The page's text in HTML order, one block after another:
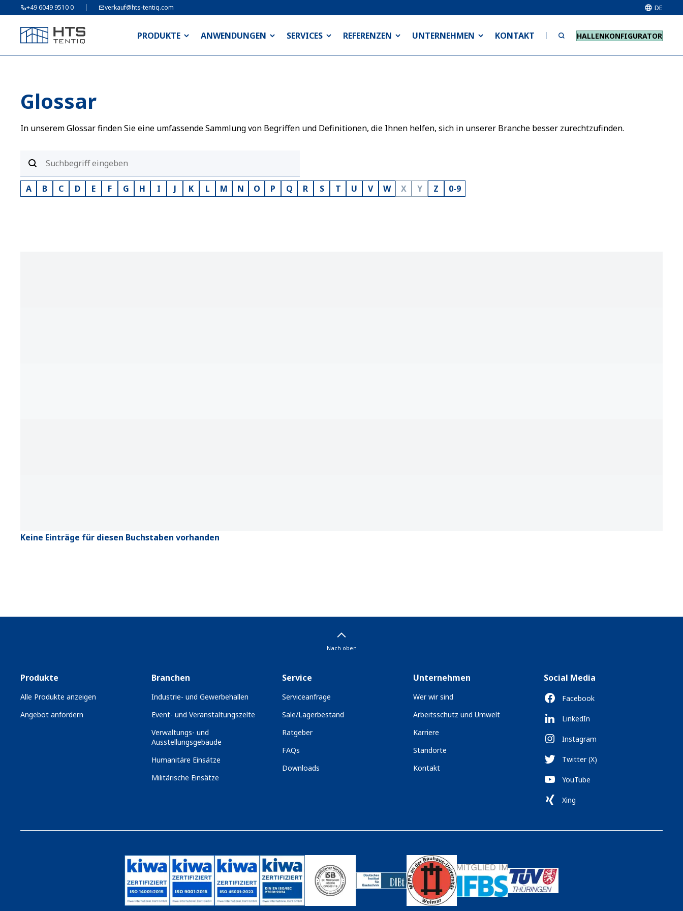
+49 6049 9510 0 verkauf@hts-tentiq.com DE
PRODUKTE ANWENDUNGEN SERVICES REFERENZEN UNTERNEHMEN KONTAKT HALLENKONFIGURATOR
Glossar
In unserem Glossar finden Sie eine umfassende Sammlung von Begriffen und Definitionen, die Ihnen helfen, sich in unserer Branche besser zurechtzufinden.
A B C D E F G H I J K L M N O P Q R S T U V W X Y Z 0-9
Keine Einträge für diesen Buchstaben vorhanden
Nach oben
Produkte
Alle Produkte anzeigen
Angebot anfordern
Branchen
Industrie- und Gewerbehallen
Event- und Veranstaltungszelte
Verwaltungs- und
Ausstellungsgebäude
Humanitäre Einsätze
Militärische Einsätze
Service
Serviceanfrage
Sale/Lagerbestand
Ratgeber
FAQs
Downloads
Unternehmen
Wer wir sind
Arbeitsschutz und Umwelt
Karriere
Standorte
Kontakt
Social Media
Facebook
LinkedIn
Instagram
Twitter (X)
YouTube
Xing